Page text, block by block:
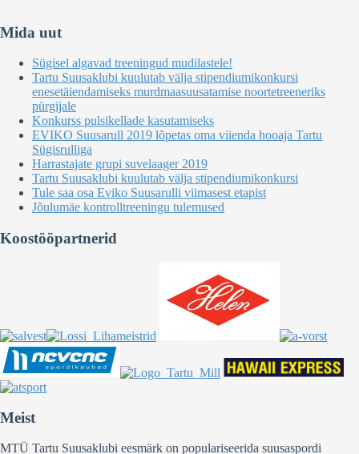
Mida uut
Sügisel algavad treeningud mudilastele!
Tartu Suusaklubi kuulutab välja stipendiumikonkursi
enesetäiendamiseks murdmaasuusatamise noortetreeneriks
pürgijale
Konkurss pulsikellade kasutamiseks
EVIKO Suusarull 2019 lõpetas oma viienda hooaja Tartu
Sügisrulliga
Harrastajate grupi suvelaager 2019
Tartu Suusaklubi kuulutab välja stipendiumikonkursi
Tule saa osa Eviko Suusarulli viimasest etapist
Jõulumäe kontrolltreeningu tulemused
Koostööpartnerid
Meist
MTÜ Tartu Suusaklubi eesmärk on populariseerida suusaspordi